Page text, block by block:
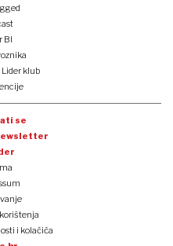
BI
klub
se
i kolačića